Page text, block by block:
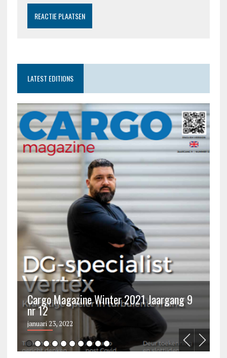
LATEST EDITIONS
Cargo Magazine Winter 2021 Jaargang 9
nr 12
januari 23, 2022